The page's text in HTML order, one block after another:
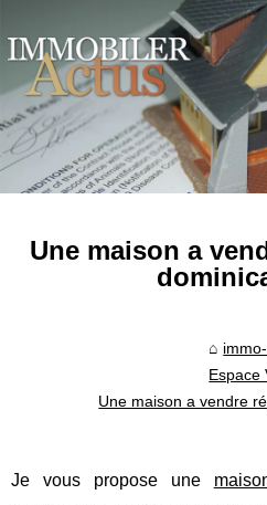
Une maison a
Espace
Une maison a vendre
Je vous propose une